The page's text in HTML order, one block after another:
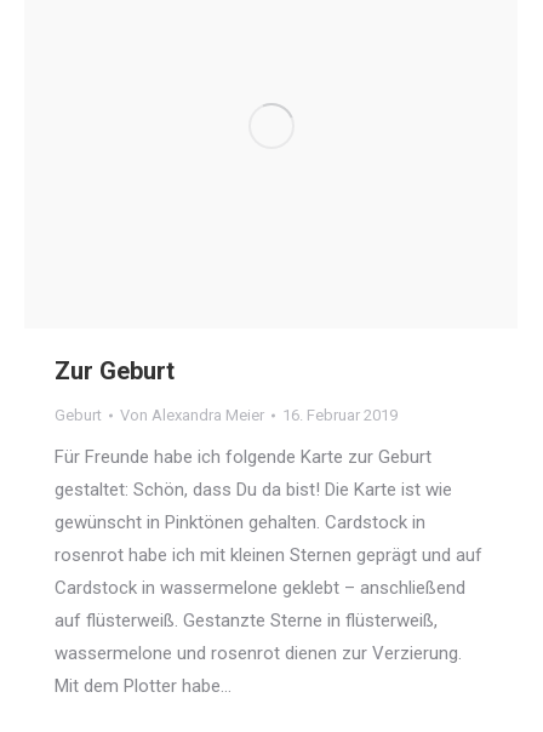
Zur Geburt
Geburt Von Alexandra Meier 16. Februar 2019
Für Freunde habe ich folgende Karte zur Geburt
gestaltet: Schön, dass Du da bist! Die Karte ist wie
gewünscht in Pinktönen gehalten. Cardstock in
rosenrot habe ich mit kleinen Sternen geprägt und auf
Cardstock in wassermelone geklebt – anschließend
auf flüsterweiß. Gestanzte Sterne in flüsterweiß,
wassermelone und rosenrot dienen zur Verzierung.
Mit dem Plotter habe…